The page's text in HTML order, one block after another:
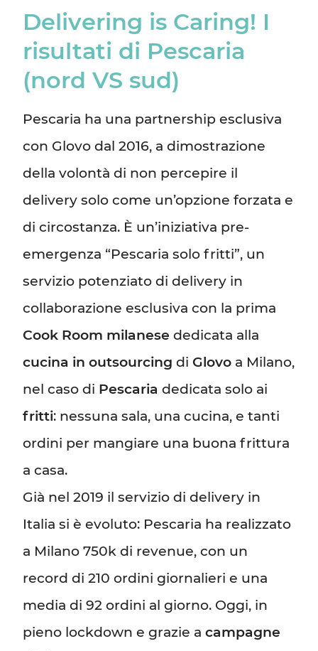
Delivering is Caring! I
risultati di Pescaria
(nord VS sud)
Pescaria ha una partnership esclusiva
con Glovo dal 2016, a dimostrazione
della volontà di non percepire il
delivery solo come un’opzione forzata e
di circostanza. È un’iniziativa pre-
emergenza “Pescaria solo fritti”, un
servizio potenziato di delivery in
collaborazione esclusiva con la prima
Cook Room milanese dedicata alla
cucina in outsourcingdiGlovo a Milano,
nel caso di Pescariadedicata solo ai
fritti: nessuna sala, una cucina, e tanti
ordini per mangiare una buona frittura
a casa.
Già nel 2019 il servizio di delivery in
Italia si è evoluto: Pescaria ha realizzato
a Milano 750k di revenue, con un
record di 210 ordini giornalieri e una
media di 92 ordini al giorno. Oggi, in
pieno lockdown e grazie acampagne